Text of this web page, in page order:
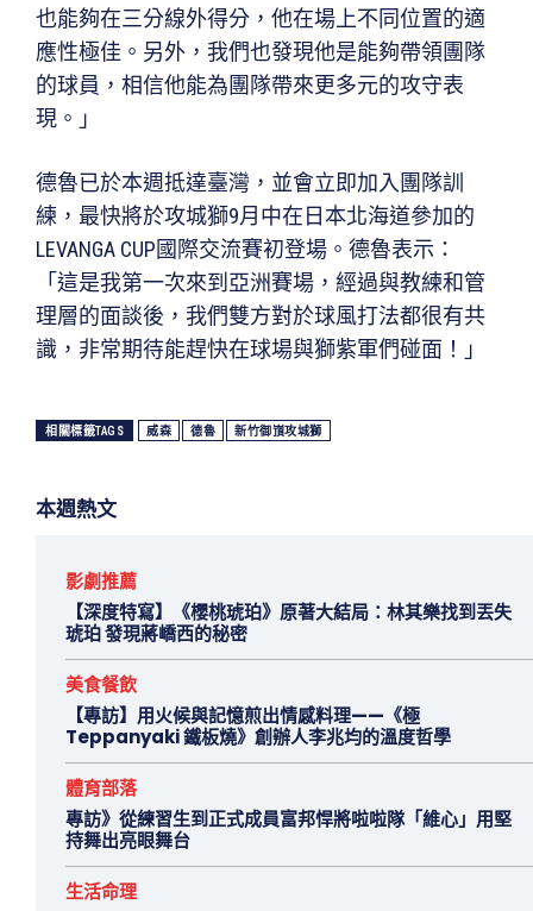
也能夠在三分線外得分，他在場上不同位置的適
應性極佳。另外，我們也發現他是能夠帶領團隊
的球員，相信他能為團隊帶來更多元的攻守表
現。」
德魯已於本週抵達臺灣，並會立即加入團隊訓
練，最快將於攻城獅9月中在日本北海道參加的
LEVANGA CUP國際交流賽初登場。德魯表示：
「這是我第一次來到亞洲賽場，經過與教練和管
理層的面談後，我們雙方對於球風打法都很有共
識，非常期待能趕快在球場與獅紫軍們碰面！」
相關標籤TAGS 威森 德魯 新竹御嵿攻城獅
本週熱文
影劇推薦
【深度特寫】《櫻桃琥珀》原著大結局：林其樂找到丟失
琥珀 發現蔣嶠西的秘密
美食餐飲
【專訪】用火候與記憶煎出情感料理——《極
Teppanyaki 鐵板燒》創辦人李兆均的溫度哲學
體育部落
專訪》從練習生到正式成員富邦悍將啦啦隊「維心」用堅
持舞出亮眼舞台
生活命理